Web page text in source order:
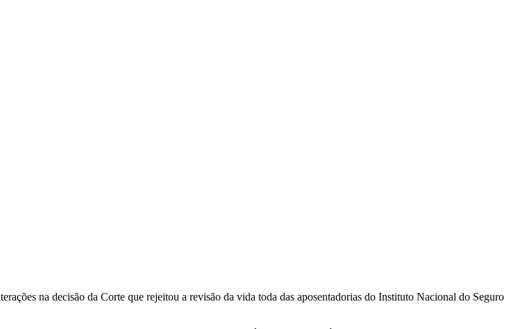
na decisão da Corte que rejeitou a revisão da vida toda das aposentadorias do Instituto Nacional do Seguro